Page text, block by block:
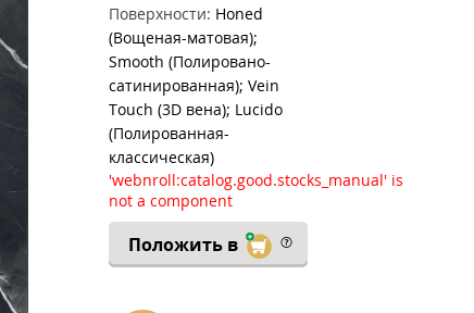
Поверхности: Honed
(Вощеная-матовая);
Smooth (Полировано-
сатинированная); Vein
Touch (3D вена); Lucido
(Полированная-
классическая)
'webnroll:catalog.good.stocks_manual' is
not a component
Положить в